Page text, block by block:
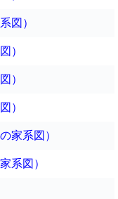
図）
）
）
）
家系図）
系図）